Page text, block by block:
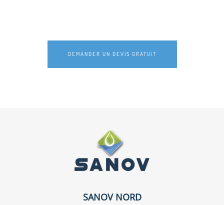
DEMANDER UN DEVIS GRATUIT
SANOV NORD